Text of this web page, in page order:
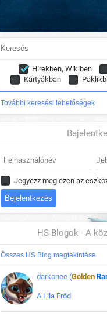
Hírekben, Wikiben
Kártyákban
További keresési lehetőségek
Jegyezz meg ezen az
HS Blogok - A
Összes HS Blog megtekintése
darkonee (Golden
A Lila Erőd